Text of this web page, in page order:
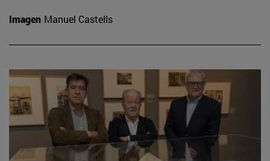
Imagen Manuel Castells